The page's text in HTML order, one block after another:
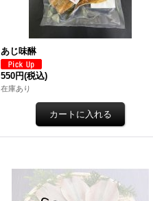
あじ味醂
550円(税込)
在庫あり